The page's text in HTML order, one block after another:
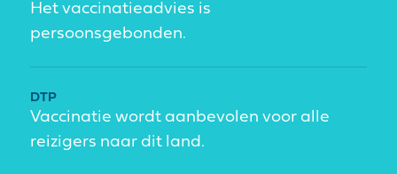
Het vaccinatieadvies is
persoonsgebonden.
DTP
Vaccinatie wordt aanbevolen voor alle
reizigers naar dit land.